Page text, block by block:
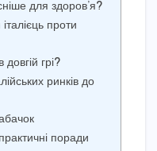
для здоров’я?
проти
грі?
ринків до
поради